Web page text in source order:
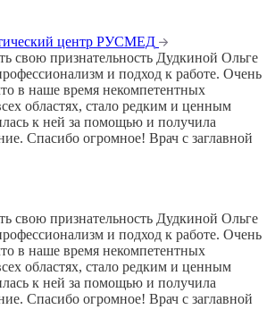
центр РУСМЕД
свою признательность Дудкиной Ольге
и подход к работе. Очень
в наше время некомпетентных
областях, стало редким и ценным
к ней за помощью и получила
Спасибо огромное! Врач с заглавной
свою признательность Дудкиной Ольге
и подход к работе. Очень
в наше время некомпетентных
областях, стало редким и ценным
к ней за помощью и получила
Спасибо огромное! Врач с заглавной